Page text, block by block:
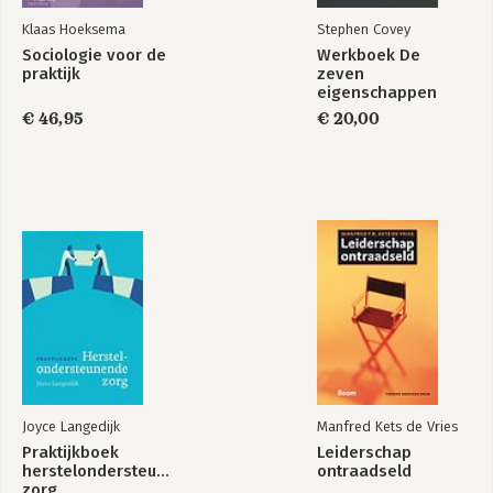
Register
FranklinCovey-organisatie
Verder lezen
Klaas Hoeksema
Sociologie voor de
praktijk
€ 46,95
Stephen Covey
Werkboek De
zeven
eigenschappen
€ 20,00
Joyce Langedijk
Praktijkboek
herstelondersteunende
Manfred Kets de Vries
Leiderschap
ontraadseld